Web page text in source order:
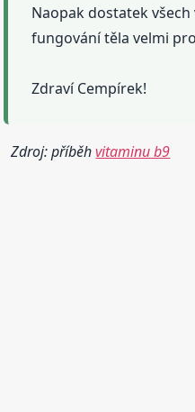
Naopak dostatek
fungování těla velmi
Zdraví Cempírek!
Zdroj: příběhvitaminu b9